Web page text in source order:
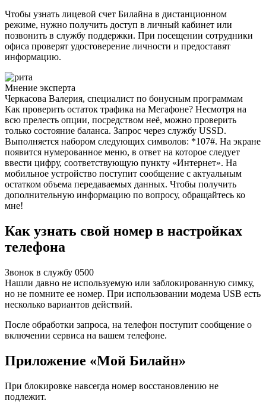
Чтобы узнать лицевой счет Билайна в дистанционном
режиме, нужно получить доступ в личный кабинет или
позвонить в службу поддержки. При посещении сотрудники
офиса проверят удостоверение личности и предоставят
информацию.
Мнение эксперта
Черкасова Валерия, специалист по бонусным программам
Как проверить остаток трафика на Мегафоне? Несмотря на
всю прелесть опции, посредством неё, можно проверить
только состояние баланса. Запрос через службу USSD.
Выполняется набором следующих символов: *107#. На экране
появится нумерованное меню, в ответ на которое следует
ввести цифру, соответствующую пункту «Интернет». На
мобильное устройство поступит сообщение с актуальным
остатком объема передаваемых данных. Чтобы получить
дополнительную информацию по вопросу, обращайтесь ко
мне!
Как узнать свой номер в настройках
телефона
Звонок в службу 0500
Нашли давно не используемую или заблокированную симку,
но не помните ее номер. При использовании модема USB есть
несколько вариантов действий.
После обработки запроса, на телефон поступит сообщение о
включении сервиса на вашем телефоне.
Приложение «Мой Билайн»
При блокировке навсегда номер восстановлению не
подлежит.